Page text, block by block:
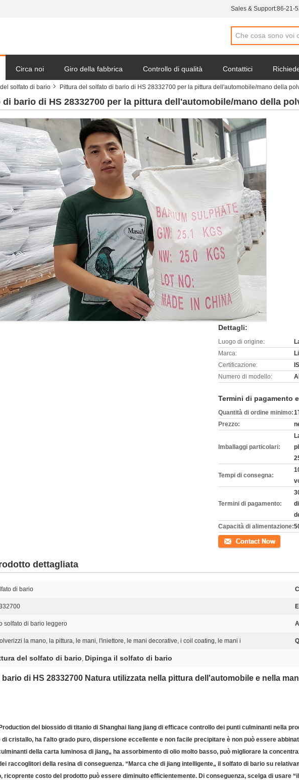
Sales & Support:86-21-
Circa noi Giro della fabbrica Controllo di qualità Contattici
solfato di bario Pittura del solfato di bario di HS 28332700 per la pittura dell'automobile/mano della
bario di HS 28332700 per la pittura dell'automobile/mano della
Dettagli:
Luogo di origine:
Marca:
Certificazione:
Numero di modello:
Termini di pagamento
Quantità di ordine minimo:
Prezzo:
Imballaggi particolari:
Tempi di consegna:
Termini di pagamento:
Capacità di alimentazione:
Contatto
dettagliata
di bario
solfato di bario leggero
la mano, la pittura, le mani, l'iniettore, le mani decorative, i coil coating, le mani i
del solfato di bario, Dipinga il solfato di bario
di HS 28332700 Natura utilizzata nella pittura dell'automobile e nella
del biossido di titanio di Shanghai liang jiang di efficace controllo dei punti culminanti nella
cristallo, ha l'alto grado puro, dispersione eccellente e non facile precipitare è non può essere
della carta luminosa di jiang„ ha assorbimento di olio molto basso, può migliorare la
raccoglitori della resina di conseguenza. “Marca che di jiang intelligente„ il solfato di bario su
ricoprente costo del prodotto può essere diminuito efficientemente. Di conseguenza, scelga di usare